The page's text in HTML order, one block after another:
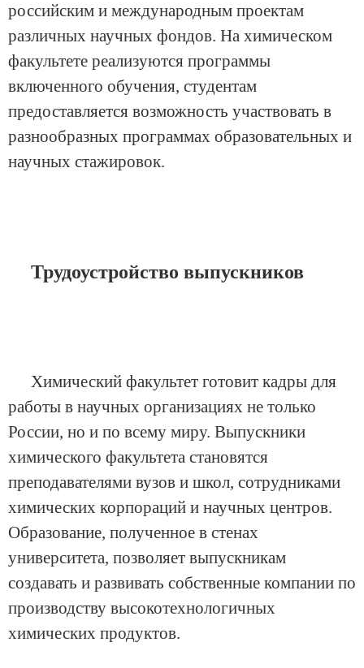
российским и международным проектам
различных научных фондов. На химическом
факультете реализуются программы
включенного обучения, студентам
предоставляется возможность участвовать в
разнообразных программах образовательных и
научных стажировок.
Трудоустройство выпускников
Химический факультет готовит кадры для
работы в научных организациях не только
России, но и по всему миру. Выпускники
химического факультета становятся
преподавателями вузов и школ, сотрудниками
химических корпораций и научных центров.
Образование, полученное в стенах
университета, позволяет выпускникам
создавать и развивать собственные компании по
производству высокотехнологичных
химических продуктов.